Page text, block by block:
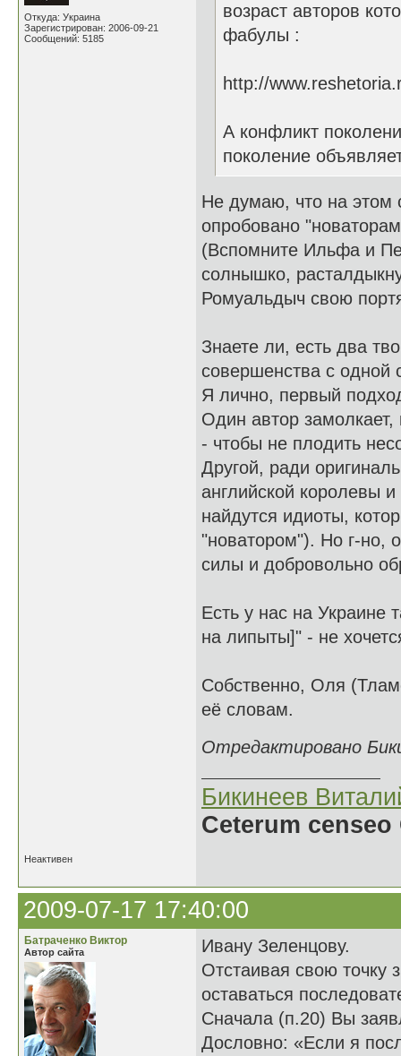
Откуда: Украина
Зарегистрирован: 2006-09-21
Сообщений: 5185
возраст авторов
фабулы :
http://
А конфликт
поколение
Не думаю, что на этом
опробовано
(Вспомните Ильфа и
солнышко,
Ромуальдыч свою
Знаете ли, есть два
совершенства с одной
Я лично, первый
Один автор замолкает,
- чтобы не плодить
Другой, ради
английской королевы
найдутся идиоты,
"новатором"). Но г-но,
силы и добровольно
Есть у нас на Украине
на липыты]" - не
Собственно, Оля
её словам.
Отредактировано
Бикинеев
Ceterum
Неактивен
2009-07-17 17:40:00
Батраченко Виктор
Автор сайта
Ивану Зеленцову.
Отстаивая свою точку
оставаться
Сначала (п.20) Вы
Дословно: «Если я